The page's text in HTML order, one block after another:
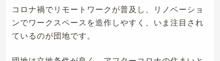
コロナ禍でリモートワークが普及し、リノベーショ
ンでワークスペースを造作しやすく、いま注目され
ているのが団地です。